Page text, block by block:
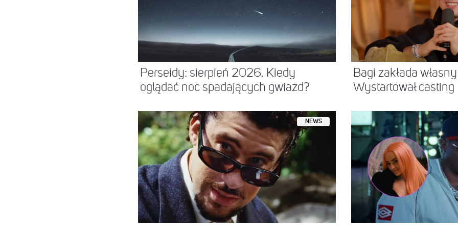
Perseidy: sierpień 2026. Kiedy
oglądać noc spadających gwiazd?
Bagi zakłada
Wystartował casting
NEWS